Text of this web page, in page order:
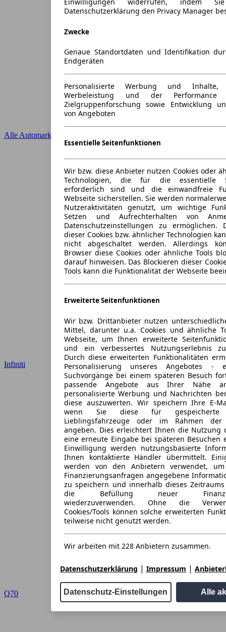
Einwilligungen widerrufen, indem
Datenschutzerklärung den Privacy Manager
Zwecke
Genaue Standortdaten und Identifikation
Endgeräten
Personalisierte Werbung und Inhalte,
Werbeleistung und der
Zielgruppenforschung sowie Entwicklung
von Angeboten
Essentielle Seitenfunktionen
Wir bzw. diese Anbieter nutzen Cookies oder
Technologien, die für die essentielle
erforderlich sind und die einwandfreie
Webseite sicherstellen. Sie werden
Nutzeraktivitäten genutzt, um wichtige
Setzen und Aufrechterhalten von
Datenschutzeinstellungen zu ermöglichen.
dieser Cookies bzw. ähnlicher Technologien
nicht abgeschaltet werden. Allerdings
Browser diese Cookies oder ähnliche Tools
darauf hinweisen. Das Blockieren dieser
Tools kann die Funktionalität der Webseite
Erweiterte Seitenfunktionen
Wir bzw. Drittanbieter nutzen
Mittel, darunter u.a. Cookies und ähnliche
Webseite, um Ihnen erweiterte
und ein verbessertes Nutzungserlebnis
Durch diese erweiterten Funktionalitäten
Personalisierung unseres Angebotes
Suchvorgänge bei einem späteren Besuch
passende Angebote aus Ihrer Nähe
personalisierte Werbung und Nachrichten
diese auszuwerten. Wir speichern Ihre E-
wenn Sie diese für gespeicherte
Lieblingsfahrzeuge oder im Rahmen der
angeben. Dies erleichtert Ihnen die Nutzung
eine erneute Eingabe bei späteren
Einwilligung werden nutzungsbasierte
Ihnen kontaktierte Händler übermittelt.
werden von den Anbietern verwendet,
Finanzierungsanfragen angegebene
zu speichern und innerhalb dieses
die Befüllung neuer
wiederzuverwenden. Ohne die
Cookies/Tools können solche erweiterten
teilweise nicht genutzt werden.
Wir arbeiten mit 228 Anbietern zusammen.
Datenschutzerklärung | Impressum |
Datenschutz-Einstellungen Alle
Alle Automarken
Infiniti
Q70